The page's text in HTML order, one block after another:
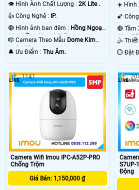
👁 Hình Ành Chất Lượng : 2K Lite .
👍 Công Nghệ :
IP.
🔴 Hình ảnh ban đêm : Hồng Ngoại
10m Hồng Ngoại SMD.
🎼️ Camera Theo Mẫu Dome Kim
loại + Nhựa. ️🔔 Ưu Điểm : Thu Âm.
☀️
10m
🤹
Camera Wifi Imou IPC-A52P-PRO
Chống Trộm
Giá Bán: 1,150,000 ₫
1141
S7UP-
Động